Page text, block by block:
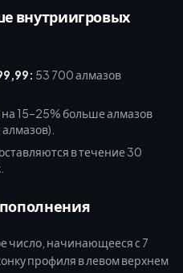
внутриигровых
53 700 алмазов
на 15–25% больше алмазов
в течение 30
число, начинающееся с 7
профиля в левом верхнем